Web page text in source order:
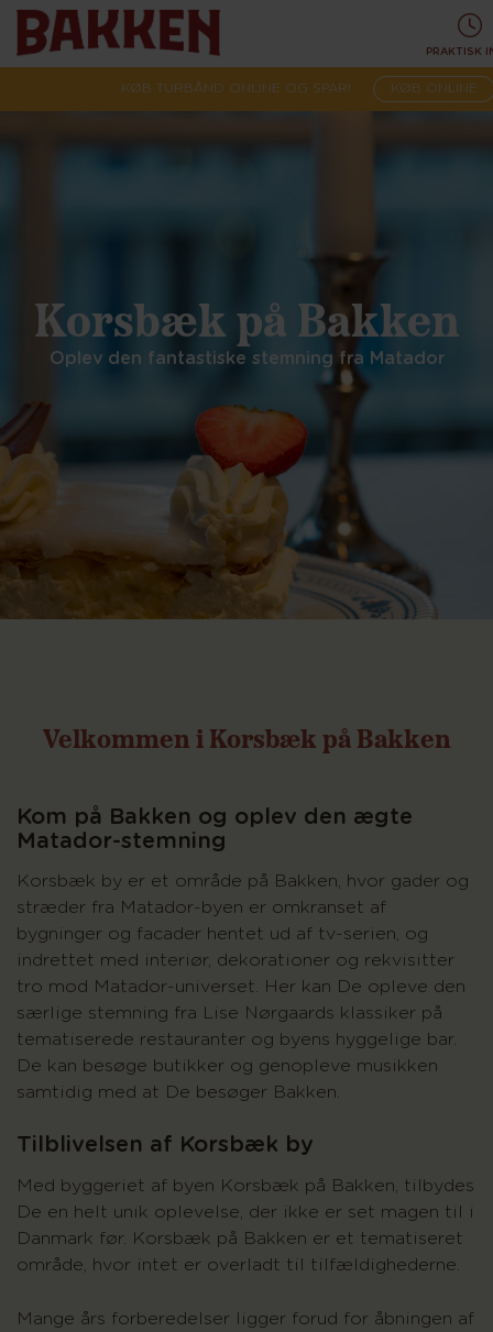
Korsbæk på Bakken
Oplev den fantastiske stemning fra Matador
Velkommen i Korsbæk på Bakken
Kom på Bakken og oplev den ægte
Matador-stemning
Korsbæk by er et område på Bakken, hvor gader og
stræder fra Matador-byen er omkranset af
bygninger og facader hentet ud af tv-serien, og
indrettet med interiør, dekorationer og rekvisitter
tro mod Matador-universet. Her kan De opleve den
særlige stemning fra Lise Nørgaards klassiker på
tematiserede restauranter og byens hyggelige bar.
De kan besøge butikker og genopleve musikken
samtidig med at De besøger Bakken.
Tilblivelsen af Korsbæk by
Med byggeriet af byen Korsbæk på Bakken, tilbydes
De en helt unik oplevelse, der ikke er set magen til i
Danmark før. Korsbæk på Bakken er et tematiseret
område, hvor intet er overladt til tilfældighederne.
Mange års forberedelser ligger forud for åbningen af
PRAKTISK
KØB TURBÅND ONLINE OG SPAR! KØB ONLINE